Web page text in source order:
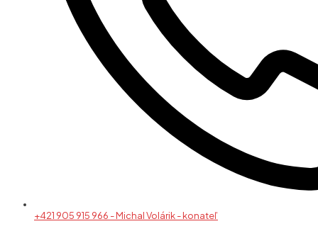
+421 905 915 966 - Michal Volárik - konateľ